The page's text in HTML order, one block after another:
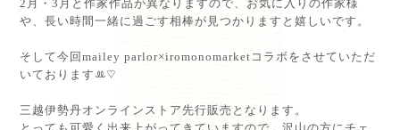
2月・3月と作家作品が異なりますので、お気に入りの作家様
や、長い時間一緒に過ごす相棒が見つかりますと嬉しいです。⁡
そして今回mailey parlor×iromonomarketコラボをさせていただ
いておりますꔛ‬♡‪⁡
三越伊勢丹オンラインストア先行販売となります。⁡